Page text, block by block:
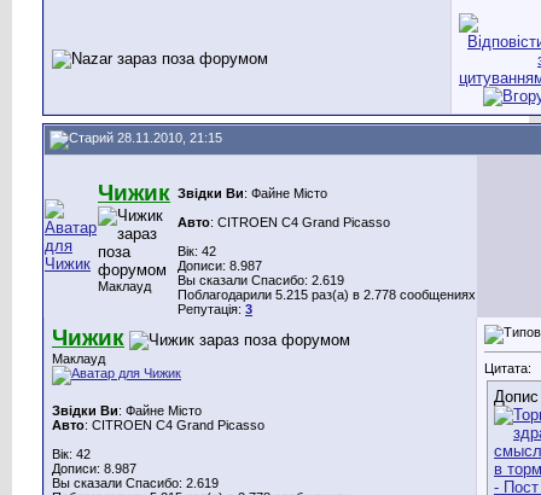
28.11.2010, 21:15
Чижик
Маклауд
Звідки Ви: Файне Місто
Авто: CITROEN C4 Grand Picasso
Вік: 42
Дописи: 8.987
Вы сказали Спасибо: 2.619
Поблагодарили 5.215 раз(а) в 2.778 сообщениях
Репутація: 3
Чижик
Маклауд
Звідки Ви: Файне Місто
Авто: CITROEN C4 Grand Picasso
Вік: 42
Дописи: 8.987
Вы сказали Спасибо: 2.619
Цитата: